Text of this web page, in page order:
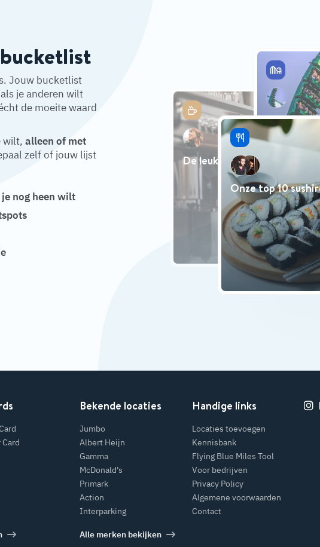
Jouw bucketlist
je anderen wilt
de moeite waard
wilt, alleen of met
zelf of jouw lijst
nog heen wilt
De leukste koffietentjes in
De leukste
Onze top 10
Bekende locaties
Jumbo
Albert Heijn
Gamma
McDonald's
Primark
Action
Interparking
Alle merken bekijken
Handige links
Locaties toevoegen
Kennisbank
Flying Blue Miles Tool
Voor bedrijven
Privacy Policy
Algemene voorwaarden
Contact